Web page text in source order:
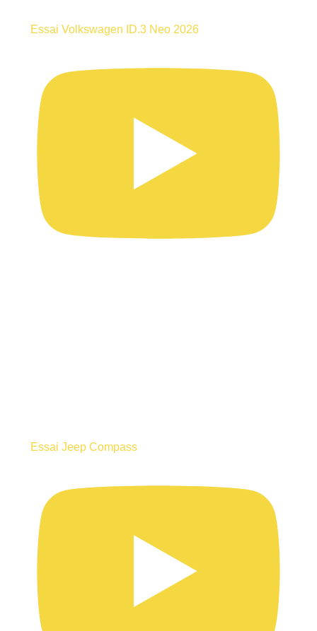
Essai Volkswagen ID.3 Neo 2026
Essai Jeep Compass